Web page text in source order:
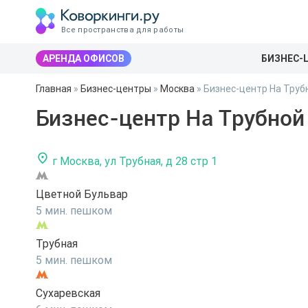
Все пространства для работы
АРЕНДА ОФИСОВ БИЗНЕС-
Главная » Бизнес-центры » Москва » Бизнес-центр На
Бизнес-центр На Трубной
г Москва, ул Трубная, д 28 стр 1
Цветной Бульвар
5 мин. пешком
Трубная
5 мин. пешком
Сухаревская